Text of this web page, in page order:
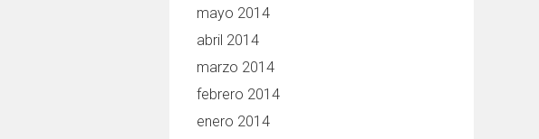
mayo 2014
abril 2014
marzo 2014
febrero 2014
enero 2014